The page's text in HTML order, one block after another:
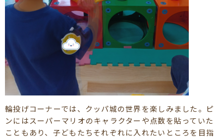
輪投げコーナーでは、クッパ城の世界を楽しみました。ピ
ンにはスーパーマリオのキャラクターや点数を貼っていた
こともあり、子どもたちそれぞれに入れたいところを目指